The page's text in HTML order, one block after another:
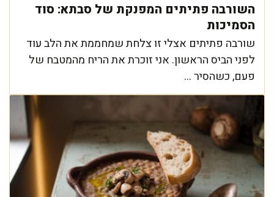
השורבה פתיתים המפנקת של סבתא: סוד
הסמיכות
שורבה פתיתים אצלי זו צלחת שמחממת את הלב עוד
לפני הביס הראשון. אני זוכרת את הריח מהמטבח של
פעם, כשהסיר ...